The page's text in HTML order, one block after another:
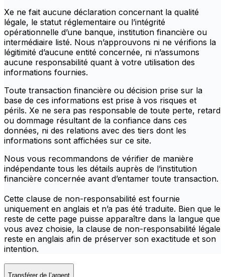
Xe ne fait aucune déclaration concernant la qualité
légale, le statut réglementaire ou l’intégrité
opérationnelle d’une banque, institution financière ou
intermédiaire listé. Nous n’approuvons ni ne vérifions la
légitimité d’aucune entité concernée, ni n’assumons
aucune responsabilité quant à votre utilisation des
informations fournies.
Toute transaction financière ou décision prise sur la
base de ces informations est prise à vos risques et
périls. Xe ne sera pas responsable de toute perte, retard
ou dommage résultant de la confiance dans ces
données, ni des relations avec des tiers dont les
informations sont affichées sur ce site.
Nous vous recommandons de vérifier de manière
indépendante tous les détails auprès de l’institution
financière concernée avant d’entamer toute transaction.
Cette clause de non-responsabilité est fournie
uniquement en anglais et n’a pas été traduite. Bien que le
reste de cette page puisse apparaître dans la langue que
vous avez choisie, la clause de non-responsabilité légale
reste en anglais afin de préserver son exactitude et son
intention.
Transférer de l’argent